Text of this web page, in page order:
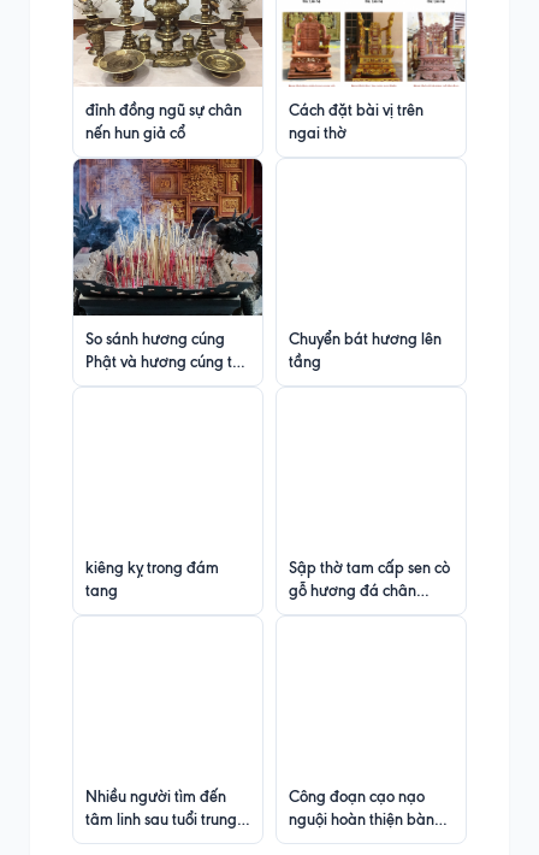
đỉnh đồng ngũ sự chân
nến hun giả cổ
Cách đặt bài vị trên
ngai thờ
So sánh hương cúng
Phật và hương cúng tổ
tiên
Chuyển bát hương lên
tầng
kiêng kỵ trong đám
tang
Sập thờ tam cấp sen cò
gỗ hương đá chân
vuông 26 chạm khắc
Nhiều người tìm đến
tâm linh sau tuổi trung
niên
Công đoạn cạo nạo
nguội hoàn thiện bàn
thờ, sập thờ trước khi